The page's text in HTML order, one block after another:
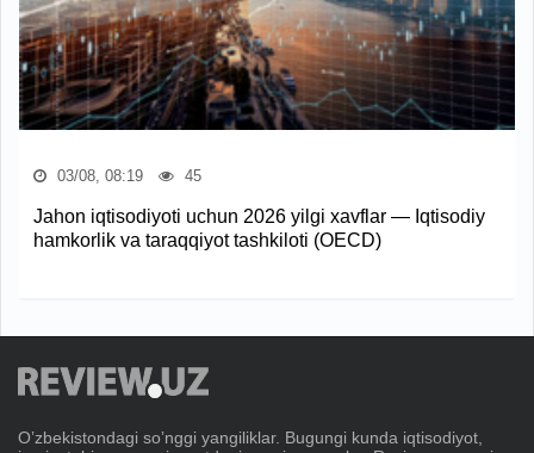
03/08, 08:19 45
Jahon iqtisodiyoti uchun 2026 yilgi xavflar — Iqtisodiy
hamkorlik va taraqqiyot tashkiloti (OECD)
Oʼzbekistondagi soʼnggi yangiliklar. Bugungi kunda iqtisodiyot,